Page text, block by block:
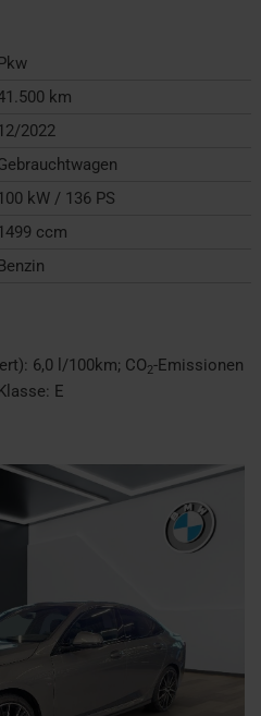
Pkw
km
2022
kW / 136 PS
ccm
Benzin
6,0 l/100km; CO2-Emissionen
E